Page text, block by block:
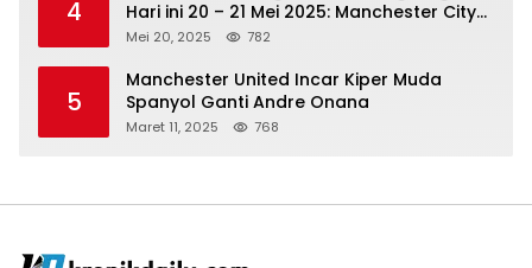
4
Hari ini 20 – 21 Mei 2025: Manchester City
vs Bournemouth
Mei 20, 2025 782
5
Manchester United Incar Kiper Muda
Spanyol Ganti Andre Onana
Maret 11, 2025 768